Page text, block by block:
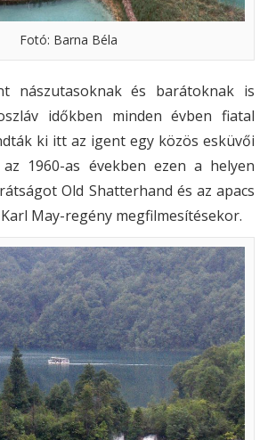
Fotó: Barna Béla
nászutasoknak és barátoknak is
időkben minden évben fiatal
ki itt az igent egy közös esküvői
1960-as években ezen a helyen
Old Shatterhand és az apacs
May-regény megfilmesítésekor.